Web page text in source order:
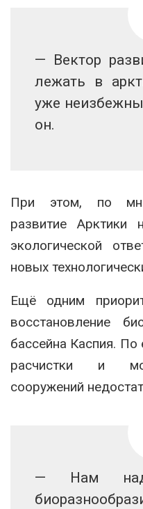
— Вектор
лежать в
уже
он.
При этом, по
развитие Арктики
экологической
новых
Ещё одним
восстановление
бассейна Каспия.
расчистки и
сооружений
— Нам надо